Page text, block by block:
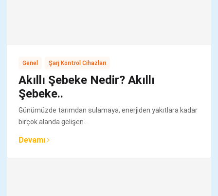
Genel Şarj Kontrol Cihazları
Akıllı Şebeke Nedir? Akıllı
Şebeke..
Günümüzde tarımdan sulamaya, enerjiden yakıtlara kadar
birçok alanda gelişen..
Devamı